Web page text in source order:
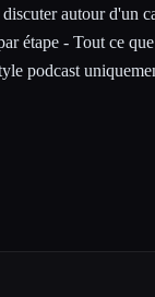
autour d'un
étape - Tout ce
podcast